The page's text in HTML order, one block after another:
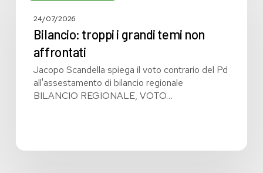
grandi
affrontati
24/07/2026
Bilancio: troppi i grandi temi non
affrontati
Jacopo Scandella spiega il voto contrario del Pd
all'assestamento di bilancio regionale
BILANCIO REGIONALE, VOTO…